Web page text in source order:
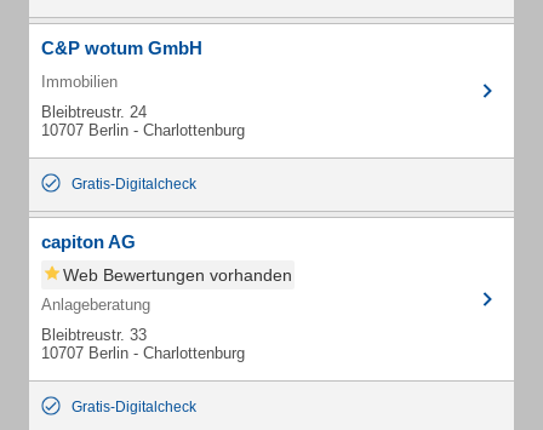
C&P wotum GmbH
Immobilien
Bleibtreustr. 24
10707 Berlin - Charlottenburg
Gratis-Digitalcheck
capiton AG
Web Bewertungen vorhanden
Anlageberatung
Bleibtreustr. 33
10707 Berlin - Charlottenburg
Gratis-Digitalcheck